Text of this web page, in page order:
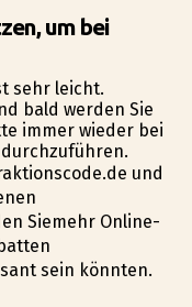
um bei
sehr leicht.
bald werden Sie
immer wieder bei
und
Siemehr Online-
sein könnten.